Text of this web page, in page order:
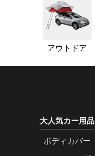
アウトドア
大人気カー用品
ボディカバー